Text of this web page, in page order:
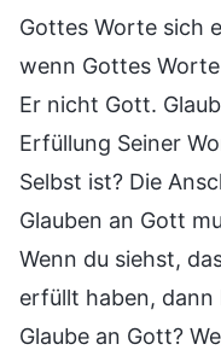
Gottes Worte sich
wenn Gottes
Er nicht Gott.
Erfüllung Seiner
Selbst ist? Die
Glauben an Gott
Wenn du siehst,
erfüllt haben, dann
Glaube an Gott?